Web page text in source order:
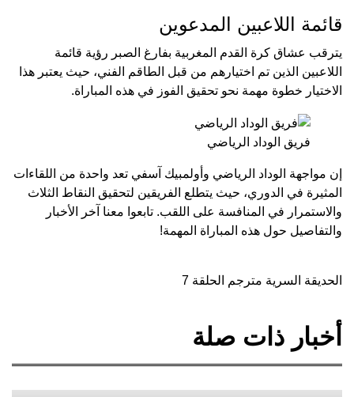
قائمة اللاعبين المدعوين
يترقب عشاق كرة القدم المغربية بفارغ الصبر رؤية قائمة
اللاعبين الذين تم اختيارهم من قبل الطاقم الفني، حيث يعتبر هذا
الاختيار خطوة مهمة نحو تحقيق الفوز في هذه المباراة.
فريق الوداد الرياضي
إن مواجهة الوداد الرياضي وأولمبيك آسفي تعد واحدة من اللقاءات
المثيرة في الدوري، حيث يتطلع الفريقين لتحقيق النقاط الثلاث
والاستمرار في المنافسة على اللقب. تابعوا معنا آخر الأخبار
والتفاصيل حول هذه المباراة المهمة!
الحديقة السرية مترجم الحلقة 7
أخبار ذات صلة